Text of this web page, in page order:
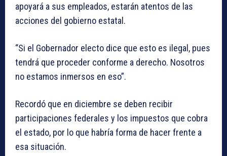
apoyará a sus empleados, estarán atentos de las
acciones del gobierno estatal.
“Si el Gobernador electo dice que esto es ilegal, pues
tendrá que proceder conforme a derecho. Nosotros
no estamos inmersos en eso”.
Recordó que en diciembre se deben recibir
participaciones federales y los impuestos que cobra
el estado, por lo que habría forma de hacer frente a
esa situación.